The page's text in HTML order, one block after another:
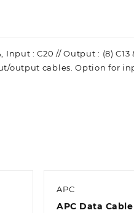
Input : C20 // Output : (8)
output cables. Option for
APC
APC Data Cable